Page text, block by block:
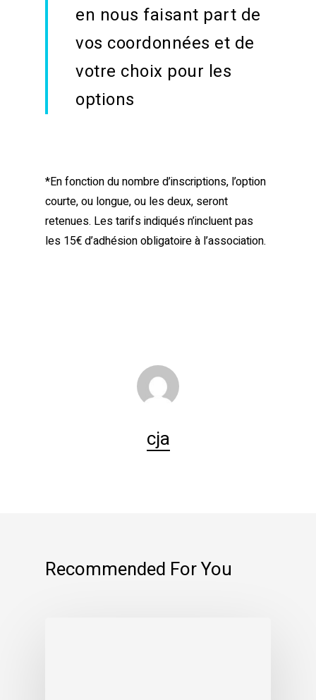
en nous faisant part de
vos coordonnées et de
votre choix pour les
options
*En fonction du nombre d’inscriptions, l’option
courte, ou longue, ou les deux, seront
retenues. Les tarifs indiqués n’incluent pas
les 15€ d’adhésion obligatoire à l’association.
cja
Recommended For You